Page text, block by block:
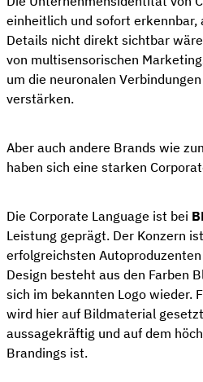
einheitlich und sofort erkennbar,
Details nicht direkt sichtbar
von multisensorischen
um die neuronalen
verstärken.
Aber auch andere Brands wie
haben sich eine starken
Die Corporate Language ist bei
Leistung geprägt. Der Konzern
erfolgreichsten
Design besteht aus den Farben
sich im bekannten Logo wieder.
wird hier auf Bildmaterial
aussagekräftig und auf dem
Brandings ist.